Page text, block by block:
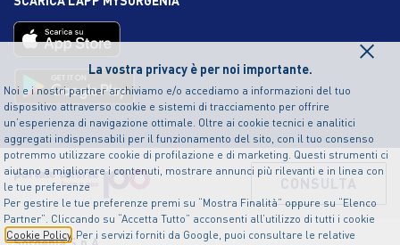
La vostra privacy è per noi importante.
Noi e i nostri partner archiviamo e/o accediamo a informazioni del tuo
dispositivo attraverso cookie e sistemi di tracciamento per offrire
un’esperienza di navigazione ottimale. Oltre ai cookie tecnici e analitici
aggregati indispensabili per il funzionamento del sito, con il tuo consenso
potremmo utilizzare cookie di profilazione e di marketing. Questi strumenti ci
aiutano a migliorare i contenuti, mostrare annunci più rilevanti e in linea con
le tue preferenze
Per gestire le tue preferenze premi su “Mostra Finalità” oppure su “Elenco
Partner”. Cliccando su “Accetta Tutto” acconsenti all’utilizzo di tutti i cookie
Cookie Policy. Per i servizi forniti da Google, puoi consultare le relative
×